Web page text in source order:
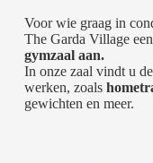
Voor wie graag in
The Garda Village
gymzaal aan.
In onze zaal vindt u
werken, zoals
gewichten en meer.